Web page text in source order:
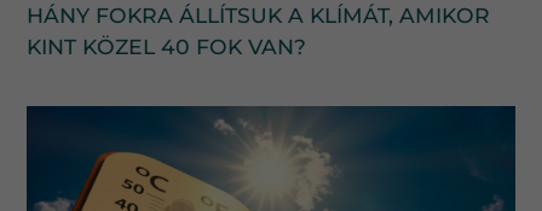
HÁNY FOKRA ÁLLÍTSUK A KLÍMÁT, AMIKOR
KINT KÖZEL 40 FOK VAN?